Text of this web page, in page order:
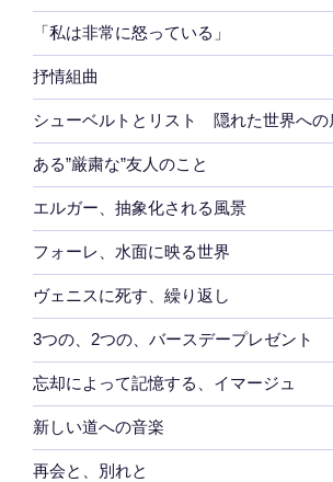
「私は非常に怒っている」
抒情組曲
シューベルトとリスト 隠れた世界への
ある”厳粛な”友人のこと
エルガー、抽象化される風景
フォーレ、水面に映る世界
ヴェニスに死す、繰り返し
3つの、2つの、バースデープレゼント
忘却によって記憶する、イマージュ
新しい道への音楽
再会と、別れと